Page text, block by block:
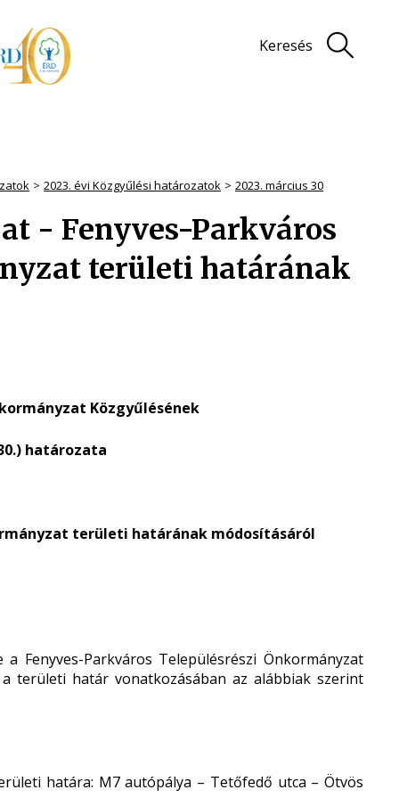
Keresés
2023. évi Közgyűlési határozatok 2023. március 30
- Fenyves-Parkváros
területi határának
Közgyűlésének
határozata
területi határának módosításáról
Fenyves-Parkváros Településrészi Önkormányzat
területi határ vonatkozásában az alábbiak szerint
határa: M7 autópálya – Tetőfedő utca – Ötvös